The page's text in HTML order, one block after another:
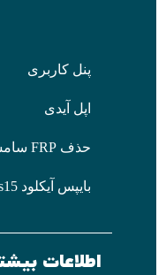
پنل کاربری
اپل آیدی
حذف FRP سامسونگ
بایپس آیکلود ios15
اطلاعات